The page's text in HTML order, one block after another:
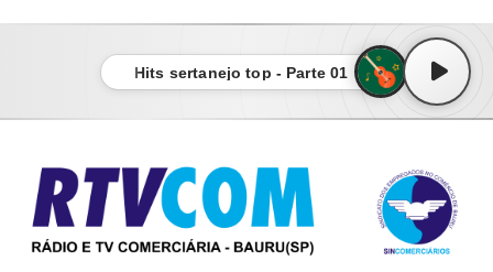
Hits sertanejo top - Parte 01